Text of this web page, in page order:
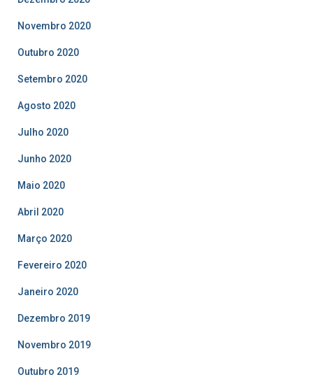
Novembro 2020
Outubro 2020
Setembro 2020
Agosto 2020
Julho 2020
Junho 2020
Maio 2020
Abril 2020
Março 2020
Fevereiro 2020
Janeiro 2020
Dezembro 2019
Novembro 2019
Outubro 2019